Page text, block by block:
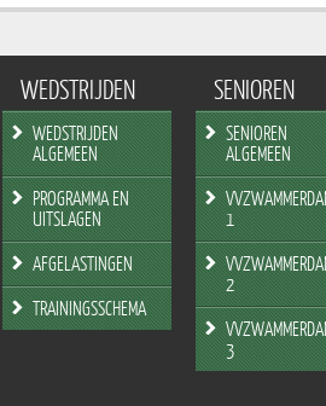
WEDSTRIJDEN
WEDSTRIJDEN
ALGEMEEN
PROGRAMMA EN
UITSLAGEN
AFGELASTINGEN
TRAININGSSCHEMA
SENIOREN
SENIOREN
ALGEMEEN
1
2
3